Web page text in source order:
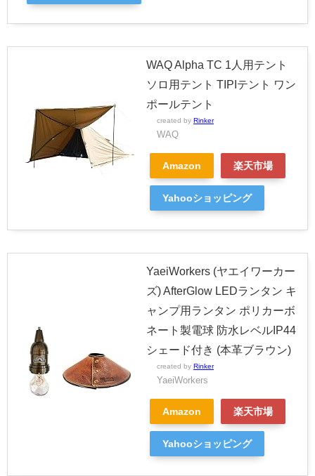
WAQ Alpha TC 1人用テント
ソロ用テント TIPIテント ワン
ポールテント
created by Rinker
WAQ
Amazon 楽天市場
Yahooショッピング
YaeiWorkers (ヤエイワーカー
ズ) AfterGlow LEDランタン キ
ャンプ用ランタン ポリカーボ
ネート製電球 防水レベルIP44
シェード付き (本革ブラウン)
created by Rinker
YaeiWorkers
Amazon 楽天市場
Yahooショッピング